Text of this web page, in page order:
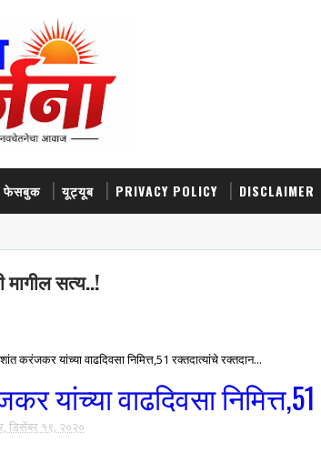
फेसबुक यूट्यूब PRIVACY POLICY DISCLAIMER
मागील सत्य..!
करंजकर यांच्या वाढदिवसा निमित्त,51 रक्तदात्यांचे रक्तदान...
यांच्या वाढदिवसा
डिसेंबर १९, २०२०